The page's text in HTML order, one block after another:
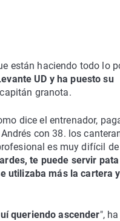
están haciendo todo lo
UD y ha puesto su
granota.
dice el entrenador,
con 38. los
es muy difícil de
te puede servir
utilizaba más la cartera
queriendo ascender", ha